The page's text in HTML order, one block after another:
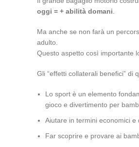
oggi = + abilità domani
Ma anche se non farà un
adulto.
Questo aspetto così importante
Gli “effetti collaterali benefici” di
Lo sport è un elemento
gioco e divertimento per
Aiutare in termini economici e
Far scoprire e provare ai